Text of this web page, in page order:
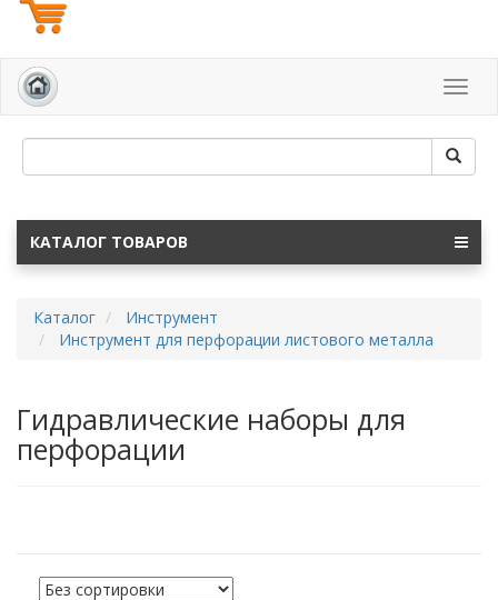
КАТАЛОГ ТОВАРОВ
Каталог
Инструмент
Инструмент для перфорации листового металла
Гидравлические наборы для
перфорации